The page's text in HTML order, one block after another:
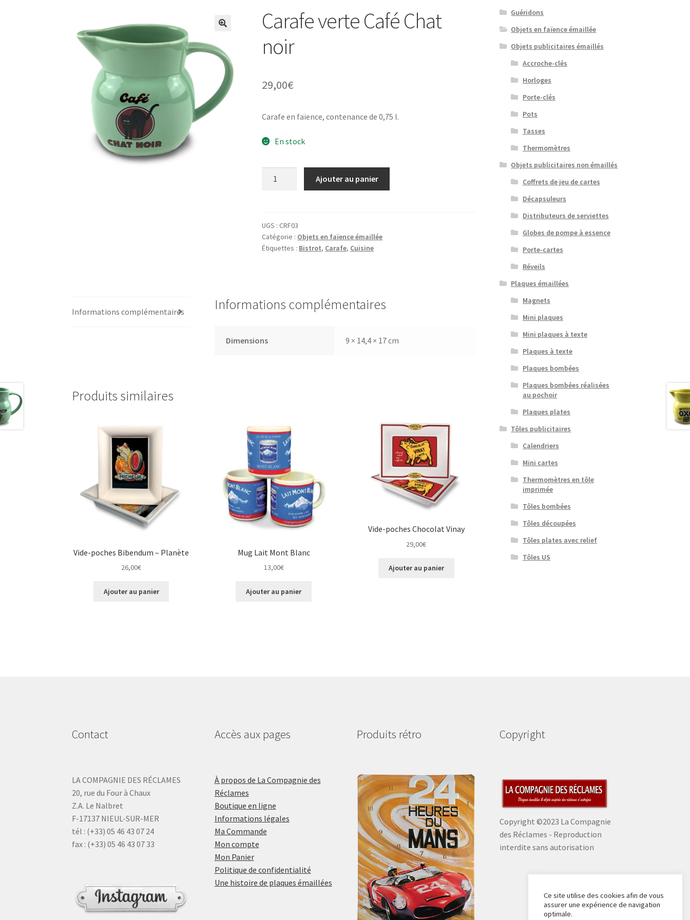
Carafe verte Café Chat
noir
29,00€
Carafe en faïence, contenance de 0,75 l.
En stock
Café
Chat
noir
Ajouter au panier
UGS :CRF03
Catégorie : Objets en faïence émaillée
Étiquettes : Bistrot, Carafe, Cuisine
Informations complémentaires Informations complémentaires
Dimensions 9 × 14,4 × 17 cm
Produits similaires
Vide-poches Bibendum – Planète
26,00€
Ajouter au panier
Mug Lait Mont Blanc
13,00€
Ajouter au panier
Vide-poches Chocolat Vinay
29,00€
Ajouter au panier
Guéridons
Objets en faïence émaillée
Objets publicitaires émaillés
Accroche-clés
Horloges
Porte-clés
Pots
Tasses
Thermomètres
Objets publicitaires non émaillés
Coffrets de jeu de cartes
Décapsuleurs
Distributeurs de serviettes
Globes de pompe à essence
Porte-cartes
Réveils
Plaques émaillées
Magnets
Mini plaques
Mini plaques à texte
Plaques à texte
Plaques bombées
Plaques bombées réalisées
au pochoir
Plaques plates
Tôles publicitaires
Calendriers
Mini cartes
Thermomètres en tôle
imprimée
Tôles bombées
Tôles découpées
Tôles plates avec relief
Tôles US
Contact
LA COMPAGNIE DES RÉCLAMES
20, rue du Four à Chaux
Z.A. Le Nalbret
F-17137 NIEUL-SUR-MER
tél : (+33) 05 46 43 07 24
fax : (+33) 05 46 43 07 33
Accès aux pages
À propos de La Compagnie des
Réclames
Boutique en ligne
Informations légales
Ma Commande
Mon compte
Mon Panier
Politique de confidentialité
Une histoire de plaques émaillées
Produits rétro Copyright
Copyright ©2023 La Compagnie
des Réclames - Reproduction
interdite sans autorisation
Ce site utilise des cookies afin de vous
assurer une expérience de navigation
optimale.